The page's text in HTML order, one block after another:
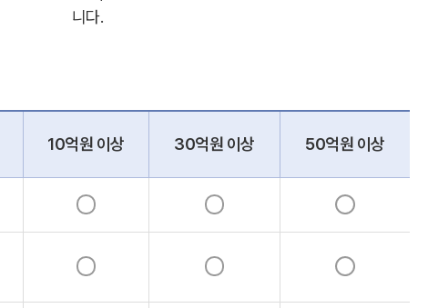
니다.
10억원 이상 30억원 이상 50억원 이상